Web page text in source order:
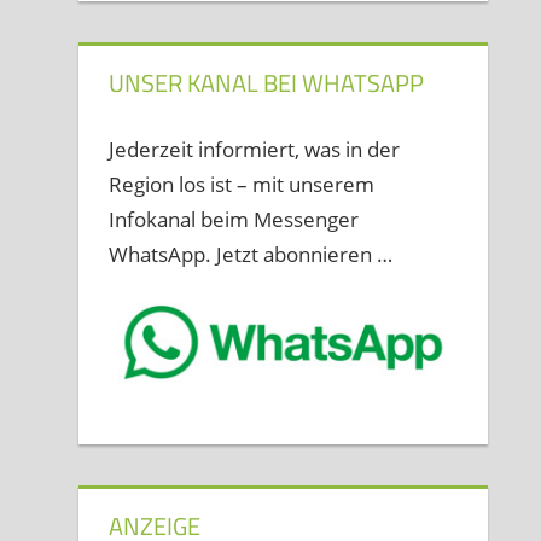
UNSER KANAL BEI WHATSAPP
Jederzeit informiert, was in der
Region los ist – mit unserem
Infokanal beim Messenger
WhatsApp. Jetzt abonnieren …
ANZEIGE